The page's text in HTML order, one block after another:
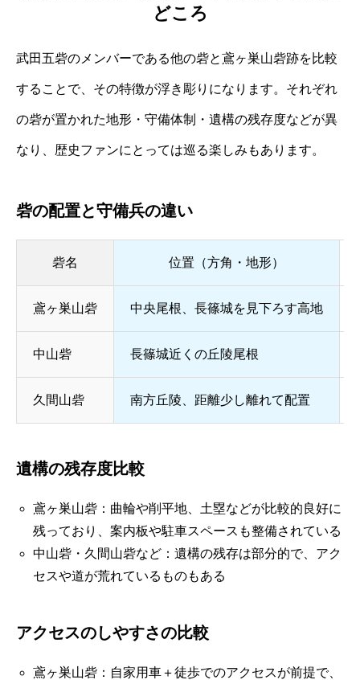
どころ
武田五砦のメンバーである他の砦と鳶ヶ巣山砦跡を比較
することで、その特徴が浮き彫りになります。それぞれ
の砦が置かれた地形・守備体制・遺構の残存度などが異
なり、歴史ファンにとっては巡る楽しみもあります。
砦の配置と守備兵の違い
砦名 位置（方角・地形）
鳶ヶ巣山砦 中央尾根、長篠城を見下ろす高地
中山砦 長篠城近くの丘陵尾根
久間山砦 南方丘陵、距離少し離れて配置
遺構の残存度比較
鳶ヶ巣山砦：曲輪や削平地、土塁などが比較的良好に
残っており、案内板や駐車スペースも整備されている
中山砦・久間山砦など：遺構の残存は部分的で、アク
セスや道が荒れているものもある
アクセスのしやすさの比較
鳶ヶ巣山砦：自家用車＋徒歩でのアクセスが前提で、